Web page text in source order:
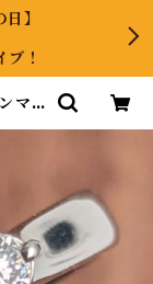
】
！
マ